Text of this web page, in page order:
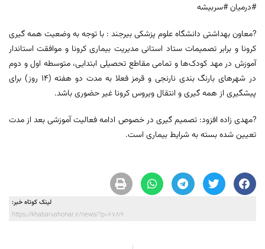
#درمیان #سربیشه
?معاون بهداشتی دانشگاه علوم پزشکی بیرجند : با توجه به وضعیت همه گیری
کرونا و برابر تصمیمات ستاد استانی مدیریت بیماری کرونا و موافقت استاندار
آموزش در مهد کودک‌ها و تمامی مقاطع تحصیلی ابتدایی، متوسطه اول و دوم
در شهر‌های بارنگ بندی نارنجی و قرمز فعلا به مدت دو هفته (۱۴ روز) برای
پیشگیری از همه گیری و انتقال ویروس کرونا غیر حضوری باشد.
?مهدی زاده افزود: تصمیم گیری در خصوص ادامه فعالیت آموزشی بعد از مدت
تعیین شده بسته به شرایط بیماری است.
لینک کوتاه خبر:
https://khabarvahonar.ir/news/?p=67819